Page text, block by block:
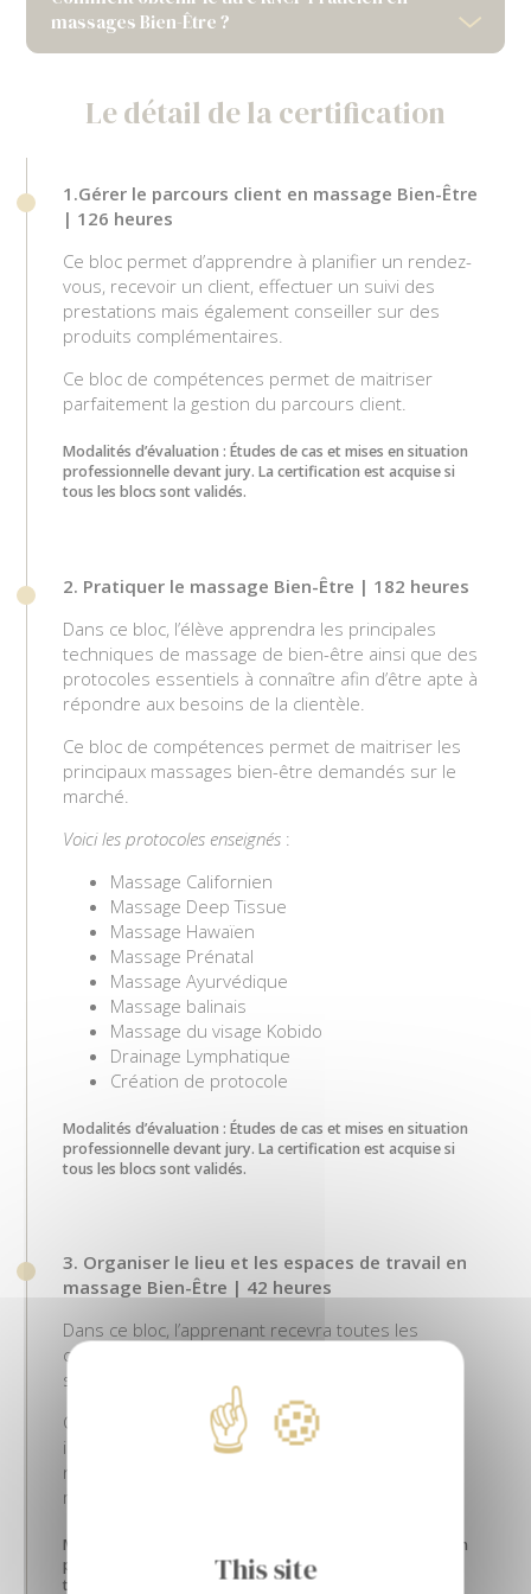
massages Bien-Être ?
www.vae.gouv.fr
public.fr/particuliers/vosdroits/R10282
RNCP38447 – Praticien en massages bien-être
(francecompetences.fr)
InserJeunes (education.gouv.fr)
Le détail de la certification
1.Gérer le parcours client en massage Bien-Être
| 126 heures
Ce bloc permet d’apprendre à planifier un rendez-
vous, recevoir un client, effectuer un suivi des
prestations mais également conseiller sur des
produits complémentaires.
Ce bloc de compétences permet de maitriser
parfaitement la gestion du parcours client.
Modalités d’évaluation : Études de cas et mises en situation
professionnelle devant jury. La certification est acquise si
tous les blocs sont validés.
2. Pratiquer le massage Bien-Être | 182 heures
Dans ce bloc, l’élève apprendra les principales
techniques de massage de bien-être ainsi que des
protocoles essentiels à connaître afin d’être apte à
répondre aux besoins de la clientèle.
Ce bloc de compétences permet de maitriser les
principaux massages bien-être demandés sur le
marché.
Voici les protocoles enseignés :
Massage Californien
Massage Deep Tissue
Massage Hawaïen
Massage Prénatal
Massage Ayurvédique
Massage balinais
Massage du visage Kobido
Drainage Lymphatique
Création de protocole
Modalités d’évaluation : Études de cas et mises en situation
professionnelle devant jury. La certification est acquise si
tous les blocs sont validés.
3. Organiser le lieu et les espaces de travail en
massage Bien-Être | 42 heures
Dans ce bloc, l’apprenant recevra toutes les
connaissances nécessaires à l’aménagement de
son espace professionnel.
Que le futur praticien souhaite devenir salarié ou
indépendant, l’aménagement de l’espace est
nécessaire afin de pouvoir travailler dans les
meilleures conditions.
Modalités d’évaluation : Études de cas et mises en situation
professionnelle devant jury. La certification est acquise si
tous les blocs sont validés.This site